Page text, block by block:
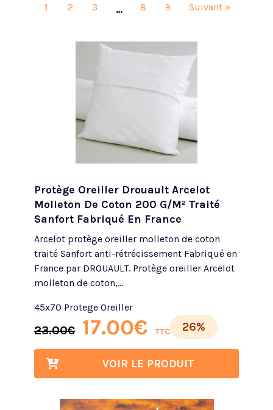
1 2 3 … 8 9 Suivant »
Protège Oreiller Drouault Arcelot
Molleton De Coton 200 G/m² Traité
Sanfort Fabriqué En France
Arcelot protège oreiller molleton de coton
traité Sanfort anti-rétrécissement Fabriqué en
France par DROUAULT. Protège oreiller Arcelot
molleton de coton,...
45x70 Protege Oreiller
23.00€ 17.00€ TTC 26%
VOIR LE PRODUIT